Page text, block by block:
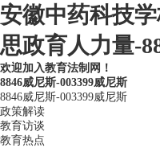
安徽中药科技
思政育人力量-
欢迎加入教育法制网！
8846威尼斯-003399威尼斯
8846威尼斯-003399威尼斯
政策解读
教育访谈
教育热点